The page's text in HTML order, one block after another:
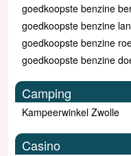
goedkoopste benzine
goedkoopste benzine
goedkoopste benzine
goedkoopste benzine
Camping
Kampeerwinkel Zwolle
Casino